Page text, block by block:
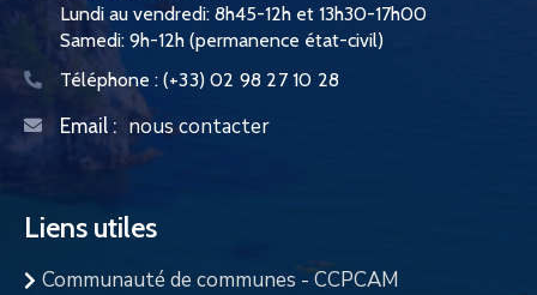
Lundi au vendredi: 8h45-12h et 13h30-17h00
Samedi: 9h-12h (permanence état-civil)
Téléphone : (+33) 02 98 27 10 28
Email : nous contacter
Liens utiles
Communauté de communes - CCPCAM